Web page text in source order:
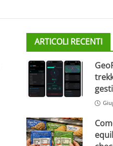
ARTICOLI RECENTI